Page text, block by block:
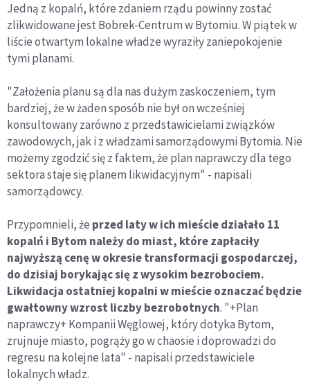
Jedną z kopalń, które zdaniem rządu powinny zostać
zlikwidowane jest Bobrek-Centrum w Bytomiu. W piątek w
liście otwartym lokalne władze wyraziły zaniepokojenie
tymi planami.
"Założenia planu są dla nas dużym zaskoczeniem, tym
bardziej, że w żaden sposób nie był on wcześniej
konsultowany zarówno z przedstawicielami związków
zawodowych, jak i z władzami samorządowymi Bytomia. Nie
możemy zgodzić się z faktem, że plan naprawczy dla tego
sektora staje się planem likwidacyjnym" - napisali
samorządowcy.
Przypomnieli, że przed laty w ich mieście działało 11
kopalń i Bytom należy do miast, które zapłaciły
najwyższą cenę w okresie transformacji gospodarczej,
do dzisiaj borykając się z wysokim bezrobociem.
Likwidacja ostatniej kopalni w mieście oznaczać będzie
gwałtowny wzrost liczby bezrobotnych. "+Plan
naprawczy+ Kompanii Węglowej, który dotyka Bytom,
zrujnuje miasto, pogrąży go w chaosie i doprowadzi do
regresu na kolejne lata" - napisali przedstawiciele
lokalnych władz.